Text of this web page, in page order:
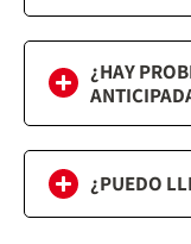
¿HAY
¿PUEDO